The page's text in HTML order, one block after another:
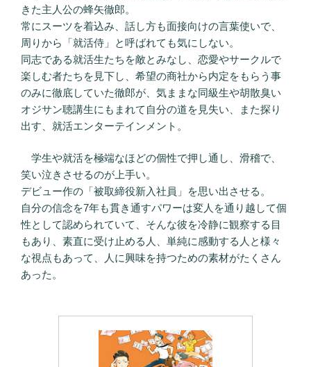
きた主人公の蜂矢徹郎。
常にスーツを着込み、話し方も面接向けの言葉使いで、
周りから「就活侍」と呼ばれても気にしない。
同志である就活生たちを敵とみなし、恋愛やサークルで
楽しむ者たちを見下し、希望の商社から内定をもらう事
のみに徹底していた徹郎が、気ままな同級生や胡散臭い
オジサン聴講生にもまれて自分の道を見失い、また探り
出す、就活エンターテインメント。
学生や就活を極端なほどの個性で押し通し、滑稽で、
笑い泣きさせるのが上手い。
デビュー作の「被取締役新入社員」を思い出させる。
自分の信念を7年も貫き通すパワーは変人を通り越して個
性として認められていて、そんな彼を冷静に観察する目
もあり、素直に受け止める人、単純に感動する人と様々
な視点もあって、人に興味を持つための素材がたくさん
あった。